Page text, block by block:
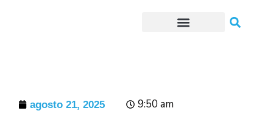
agosto 21, 2025 9:50 am